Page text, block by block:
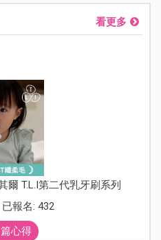
看更多
爾 T.L.I第二代乳牙刷系列
報名: 432
心得